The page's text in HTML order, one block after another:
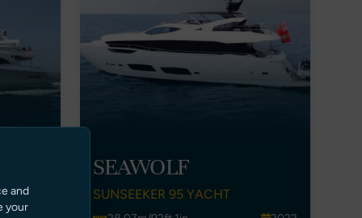
SEAWOLF
SUNSEEKER 95 YACHT
and
your